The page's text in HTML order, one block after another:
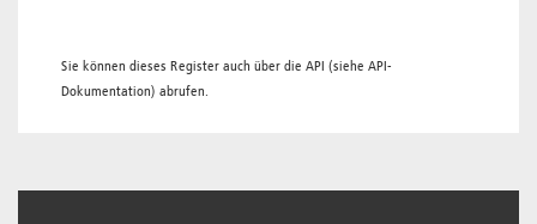
Sie können dieses Register auch über die API (siehe API-
Dokumentation) abrufen.